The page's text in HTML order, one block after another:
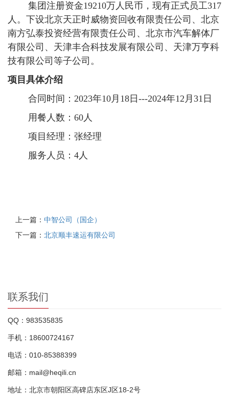
集团注册资金19210万人民币，现有正式员工317
人。下设北京天正时威物资回收有限责任公司、北京
南方弘泰投资经营有限责任公司、北京市汽车解体厂
有限公司、天津丰合科技发展有限公司、天津万亨科
技有限公司等子公司。
项目具体介绍
合同时间：2023年10月18日---2024年12月31日
用餐人数：60人
项目经理：张经理
服务人员：4人
上一篇： 中智公司（国企）
下一篇： 北京顺丰速运有限公司
联系我们
QQ：983535835
手机：18600724167
电话：010-85388399
邮箱：mail@heqili.cn
地址：北京市朝阳区高碑店东区J区18-2号